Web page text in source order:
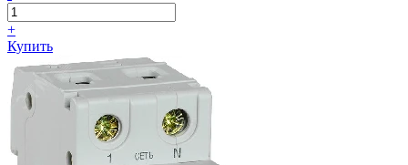
+
Купить